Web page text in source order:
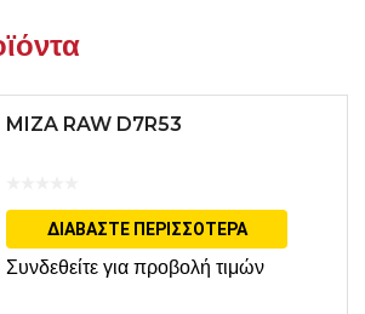
MIZA RAW D7R53
ΔΙΑΒΆΣΤΕ ΠΕΡΙΣΣΌΤΕΡΑ
Συνδεθείτε για προβολή τιμών